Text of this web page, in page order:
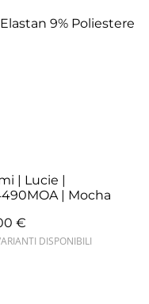
9% Poliestere
| Lucie |
| Mocha
€
DISPONIBILI